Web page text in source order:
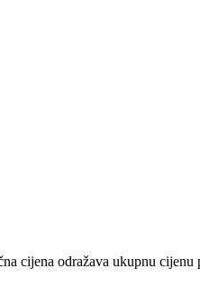
cijena odražava ukupnu